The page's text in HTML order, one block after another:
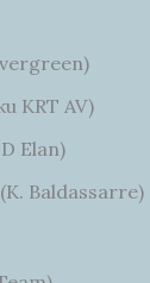
KRT AV)
Elan)
(K. Baldassarre)